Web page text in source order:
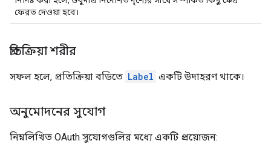
ফেরত দেওয়া হবে।
প্রতিক্রিয়া শরীর
সফল হলে, প্রতিক্রিয়া বডিতে Label একটি উদাহরণ থাকে।
অনুমোদনের সুযোগ
নিম্নলিখিত OAuth সুযোগগুলির মধ্যে একটি প্রয়োজন: